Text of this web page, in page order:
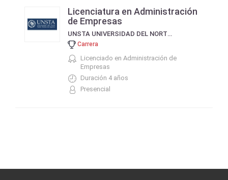
Licenciatura en Administración
de Empresas
UNSTA UNIVERSIDAD DEL NORTE SANTO TOMÁS DE AQUINO
Carrera
Licenciado en Administración de
Empresas
Duración 4 años
Presencial